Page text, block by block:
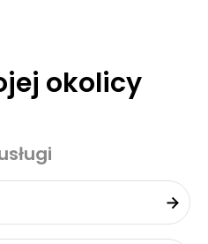
okolicy